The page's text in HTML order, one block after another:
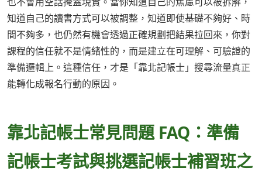
知道自己的讀書方式可以被調整，知道即使基礎不夠好、時
間不夠多，也仍然有機會透過正確規劃把結果拉回來，你對
課程的信任就不是情緒性的，而是建立在可理解、可驗證的
準備邏輯上。這種信任，才是「靠北記帳士」搜尋流量真正
能轉化成報名行動的原因。
靠北記帳士常見問題 FAQ：準備
記帳士考試與挑選記帳士補習班之